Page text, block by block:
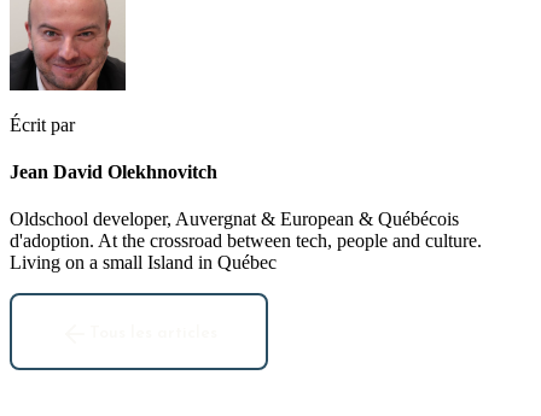
Écrit par
Jean David Olekhnovitch
Oldschool developer, Auvergnat & European & Québécois
d'adoption. At the crossroad between tech, people and culture.
Living on a small Island in Québec